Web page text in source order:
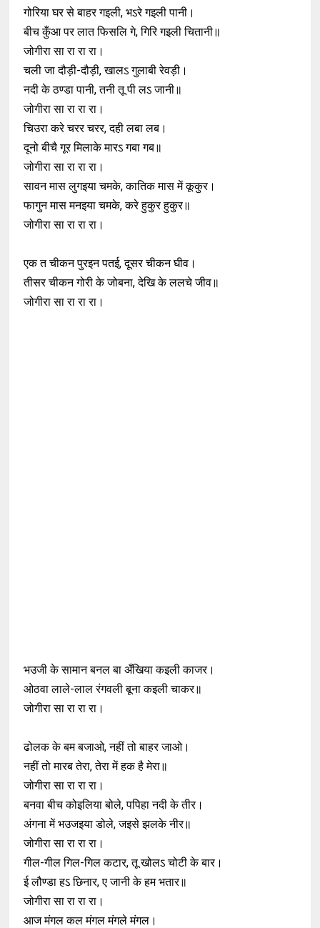
गोरिया घर से बाहर ग‍इली, भऽरे ग‍इली पानी।
बीच कुँआ पर लात फिसलि गे, गिरि ग‍इली चितानी॥
जोगीरा सा रा रा रा।
चली जा दौड़ी-दौड़ी, खालऽ गुलाबी रेवड़ी।
नदी के ठण्डा पानी, तनी तू पी लऽ जानी॥
जोगीरा सा रा रा रा।
चिउरा करे चरर चरर, दही लबा लब।
दूनो बीचै गूर मिलाके मारऽ गबा गब॥
जोगीरा सा रा रा रा।
सावन मास लुग‍इया चमके, कातिक मास में कूकुर।
फागुन मास मनइया चमके, करे हुकुर हुकुर॥
जोगीरा सा रा रा रा।
एक त चीकन पुरइन पतई, दूसर चीकन घीव।
तीसर चीकन गोरी के जोबना, देखि के ललचे जीव॥
जोगीरा सा रा रा रा।
भउजी के सामान बनल बा अँखिया क‍इली काजर।
ओठवा लाले-लाल रंगवली बूना क‍इली चाकर॥
जोगीरा सा रा रा रा।
ढोलक के बम बजाओ, नहीं तो बाहर जाओ।
नहीं तो मारब तेरा, तेरा में हक है मेरा॥
जोगीरा सा रा रा रा।
बनवा बीच कोइलिया बोले, पपिहा नदी के तीर।
अंगना में भ‍उज‍इया डोले, ज‍इसे झलके नीर॥
जोगीरा सा रा रा रा।
गील-गील गिल-गिल कटार, तू खोलऽ चोटी के बार।
ई लौण्डा हऽ छिनार, ए जानी के हम भतार॥
जोगीरा सा रा रा रा।
आज मंगल कल मंगल मंगले मंगल।